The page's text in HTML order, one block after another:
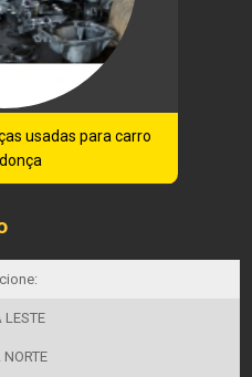
usadas para carro
LESTE